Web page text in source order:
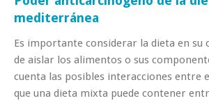
mediterránea
Es importante considerar la dieta en
de aislar los alimentos o sus
cuenta las posibles interacciones entre
que una dieta mixta puede contener